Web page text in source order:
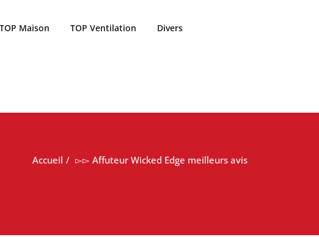
TOP Maison TOP Ventilation Divers
Accueil ▻▻ Affuteur Wicked Edge meilleurs avis